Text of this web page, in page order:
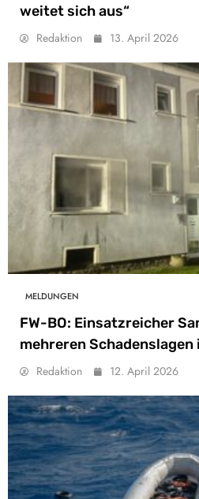
weitet sich aus“
Redaktion 13. April 2026
MELDUNGEN
FW-BO: Einsatzreicher
mehreren Schadenslagen
Redaktion 12. April 2026